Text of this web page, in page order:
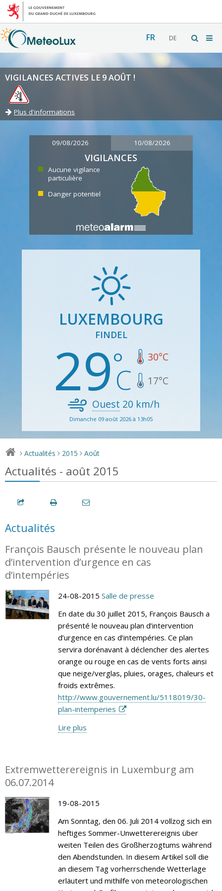
FR DE
VIGILANCES ACTIVES LE 9 AOÛT !
Plus d'informations
09/08/2026 10/08/2026
VIGILANCES
Aucune vigilance
particulière
Danger potentiel
LUXEMBOURG
FINDEL
29 30°C
17°C
Ouest 20 km/h
Dimanche 09 août 2026 à 13h05
> Actualités > 2015 > Août
Actualités - août 2015
Actualités
François Bausch présente le nouveau plan
d’intervention d’urgence en cas
d’intempéries
24-08-2015 Salle de presse
En date du 30 juillet 2015, François Bausch a
présenté le nouveau plan d’intervention
d’urgence en cas d’intempéries. Ce plan
servira dorénavant à déclencher des alertes
orange ou rouge en cas de vents forts ainsi
que neige/verglas, pluies, orages, chaleurs et
froids extrêmes.
http://www.gouvernement.lu/5118019/30-
plan-intemperies
Lire plus
Extremwetterereignis in Luxemburg am
06.07.2014
19-08-2015
Am Sonntag, den 06. Juli 2014 vollzog sich ein
heftiges Sommer-Unwetterereignis über
weiten Teilen des Großherzogtums während
den Abendstunden. In diesem Artikel soll die
an diesem Tag vorherrschende Wetterlage
erläutert und mithilfe von meteorologischen